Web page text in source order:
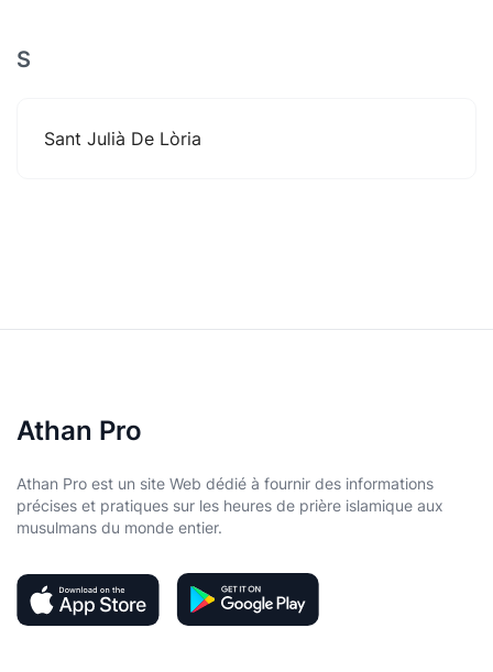
S
Sant Julià De Lòria
Athan Pro
Athan Pro est un site Web dédié à fournir des informations
précises et pratiques sur les heures de prière islamique aux
musulmans du monde entier.